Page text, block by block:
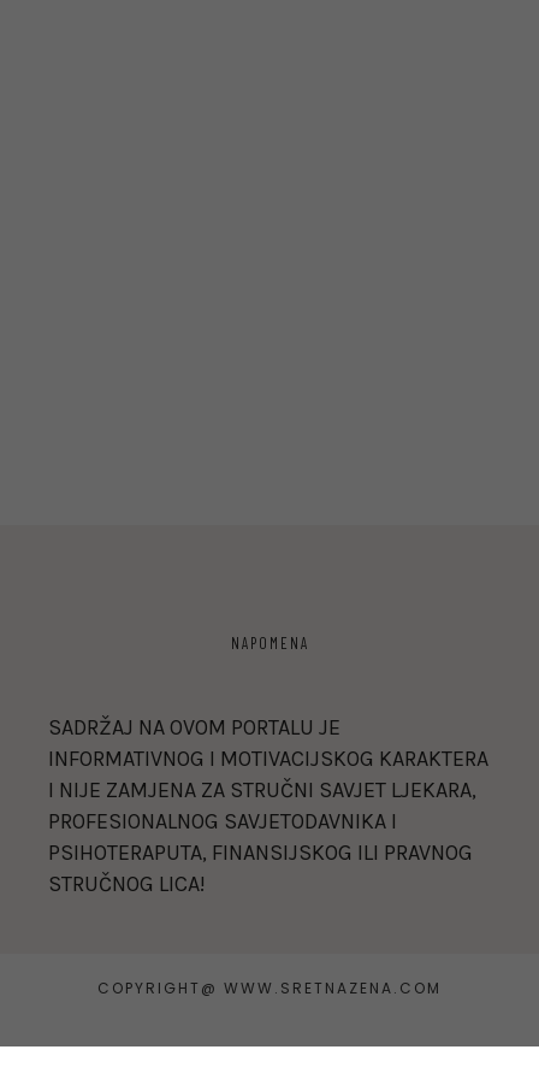
NAPOMENA
SADRŽAJ NA OVOM PORTALU JE
INFORMATIVNOG I MOTIVACIJSKOG KARAKTERA
I NIJE ZAMJENA ZA STRUČNI SAVJET LJEKARA,
PROFESIONALNOG SAVJETODAVNIKA I
PSIHOTERAPUTA, FINANSIJSKOG ILI PRAVNOG
STRUČNOG LICA!
COPYRIGHT@ WWW.SRETNAZENA.COM